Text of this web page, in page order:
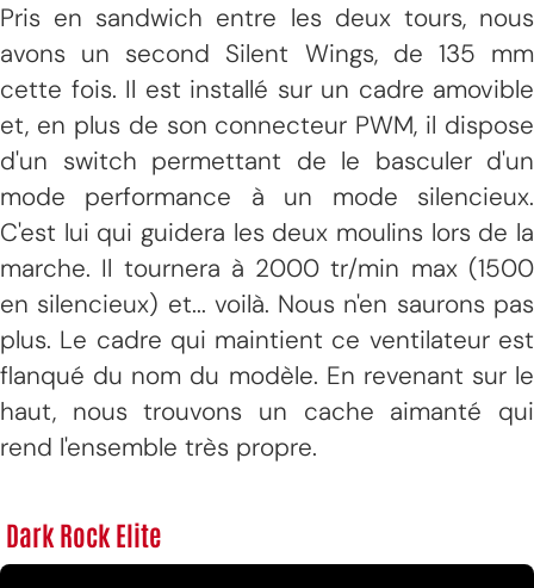
Pris en sandwich entre les deux tours, nous
avons un second Silent Wings, de 135 mm
cette fois. Il est installé sur un cadre amovible
et, en plus de son connecteur PWM, il dispose
d'un switch permettant de le basculer d'un
mode performance à un mode silencieux.
C'est lui qui guidera les deux moulins lors de la
marche. Il tournera à 2000 tr/min max (1500
en silencieux) et... voilà. Nous n'en saurons pas
plus. Le cadre qui maintient ce ventilateur est
flanqué du nom du modèle. En revenant sur le
haut, nous trouvons un cache aimanté qui
rend l'ensemble très propre.
Dark Rock Elite